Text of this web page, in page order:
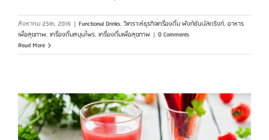
สิงหาคม 25th, 2016 | Functional Drinks, วิเคราะห์ธุรกิจเครื่องดื่ม ฟังก์ชันนัลดริงก์, อาหาร
เพื่อสุขภาพ, เครื่องดื่มสมุนไพร, เครื่องดื่มเพื่อสุขภาพ | 0 Comments
Read More